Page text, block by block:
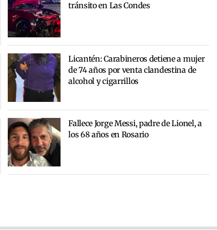
tránsito en Las Condes
Licantén: Carabineros detiene a mujer
de 74 años por venta clandestina de
alcohol y cigarrillos
Fallece Jorge Messi, padre de Lionel, a
los 68 años en Rosario